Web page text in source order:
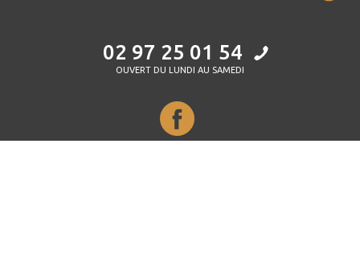
02 97 25 01 54
OUVERT DU LUNDI AU SAMEDI